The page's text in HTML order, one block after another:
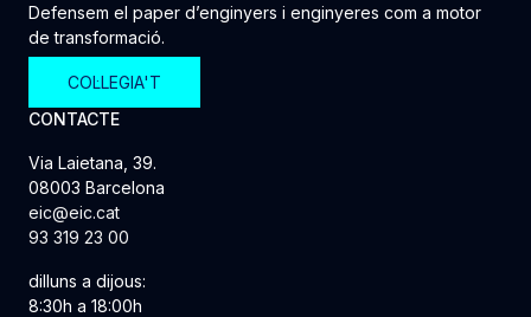
Defensem el paper d’enginyers i enginyeres com a motor
de transformació.
COL·LEGIA'T
CONTACTE
Via Laietana, 39.
08003 Barcelona
eic@eic.cat
93 319 23 00
dilluns a dijous:
8:30h a 18:00h